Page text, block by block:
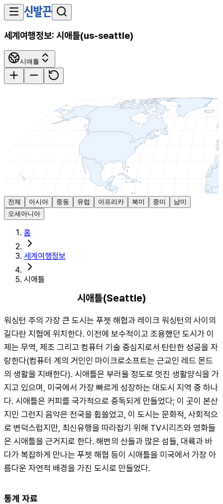
세계여행정보: 시애틀(us-seattle)
시애틀
전체 아시아 중동 유럽 아프리카 북미 중미
남미
오세아니아
홈
세계여행정보
시애틀
시애틀(Seattle)
워싱턴 주의 가장 큰 도시는 푸젯 해협과 레이크 워싱턴의 사이의
길다란 지협에 위치한다. 이전에 보수적이고 조용했던 도시가 이
제는 무역, 제조 그리고 컴퓨터 기술 중심지로서 탄탄한 성공을 자
랑한다(컴퓨터 계의 거인인 마이크로소프트는 근교인 레드 몬드
의 생활을 지배한다). 시애틀은 부러울 정도로 멋진 생활양식을 가
지고 있으며, 미국에서 가장 빠르게 성장하는 대도시 지역 중 하나
다. 시애틀은 커피를 국가적으로 중독되게 만들었다; 이 곳이 본산
지인 그런지 음악은 전국을 휩쓸었고, 이 도시는 문화적, 사회적으
로 변덕스럽지만, 최신유행을 따라잡기 위해 TV시리즈와 영화들
은 시애틀을 근거지로 한다. 해변의 산들과 많은 섬들, 대륙과 바
다가 복잡하게 만나는 푸젯 해협 등이 시애틀을 미국에서 가장 아
름다운 자연적 배경을 가진 도시로 만들었다.
통계 자료